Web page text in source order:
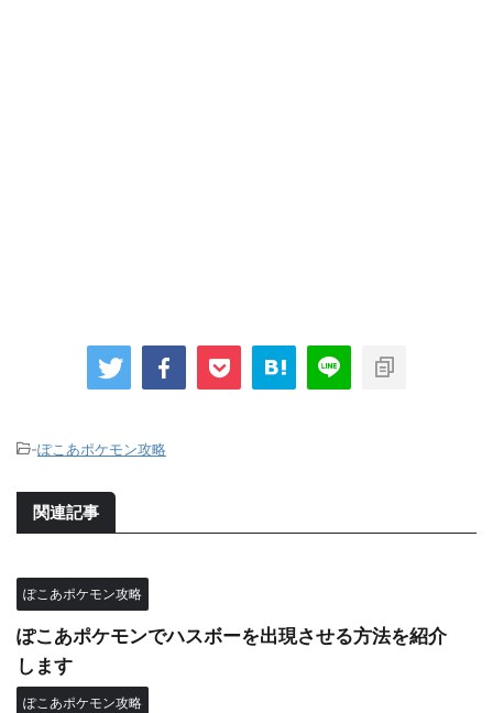
-ぽこあポケモン攻略
関連記事
ぽこあポケモン攻略
ぽこあポケモンでハスボーを出現させる方法を紹介
します
ぽこあポケモン攻略